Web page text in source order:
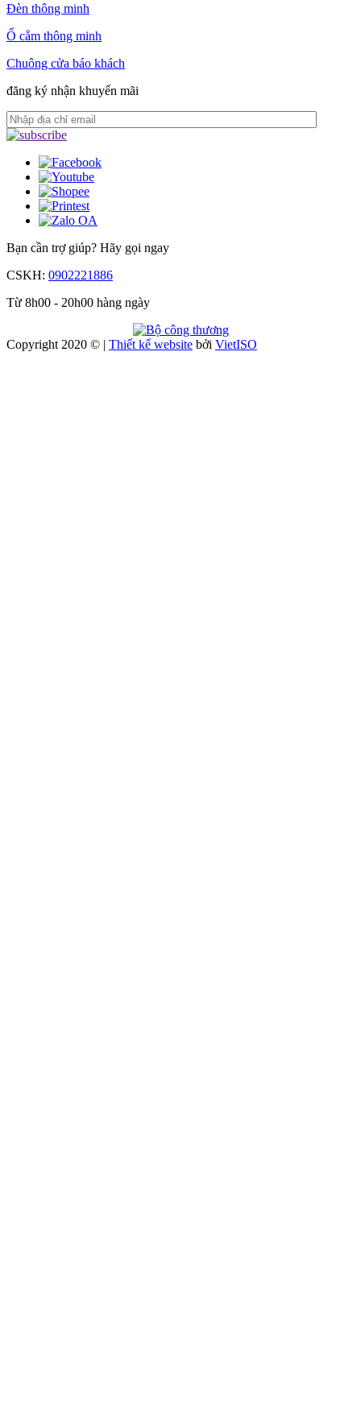
Đèn thông minh
Ổ cắm thông minh
Chuông cửa báo khách
đăng ký nhận khuyến mãi
Bạn cần trợ giúp? Hãy gọi ngay
CSKH: 0902221886
Từ 8h00 - 20h00 hàng ngày
Copyright 2020 © | Thiết kế website bởi VietISO